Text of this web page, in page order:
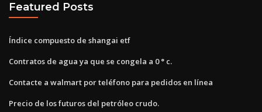
Featured Posts
Índice compuesto de shangai etf
Contratos de agua ya que se congela a 0 ° c.
Contacte a walmart por teléfono para pedidos en línea
Precio de los futuros del petróleo crudo.